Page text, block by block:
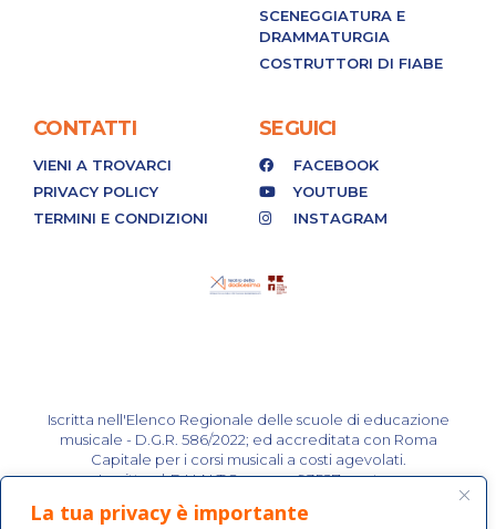
La tua privacy è importante
SCENEGGIATURA E
DRAMMATURGIA
COSTRUTTORI DI FIABE
CONTATTI
VIENI A TROVARCI
PRIVACY POLICY
TERMINI E CONDIZIONI
SEGUICI
FACEBOOK
YOUTUBE
INSTAGRAM
Iscritta nell'Elenco Regionale delle scuole di educazione
musicale - D.G.R. 586/2022; ed accreditata con Roma
Capitale per i corsi musicali a costi agevolati.
Iscritta al R.U.N.T.S. rep. n. 93527 prot. n.